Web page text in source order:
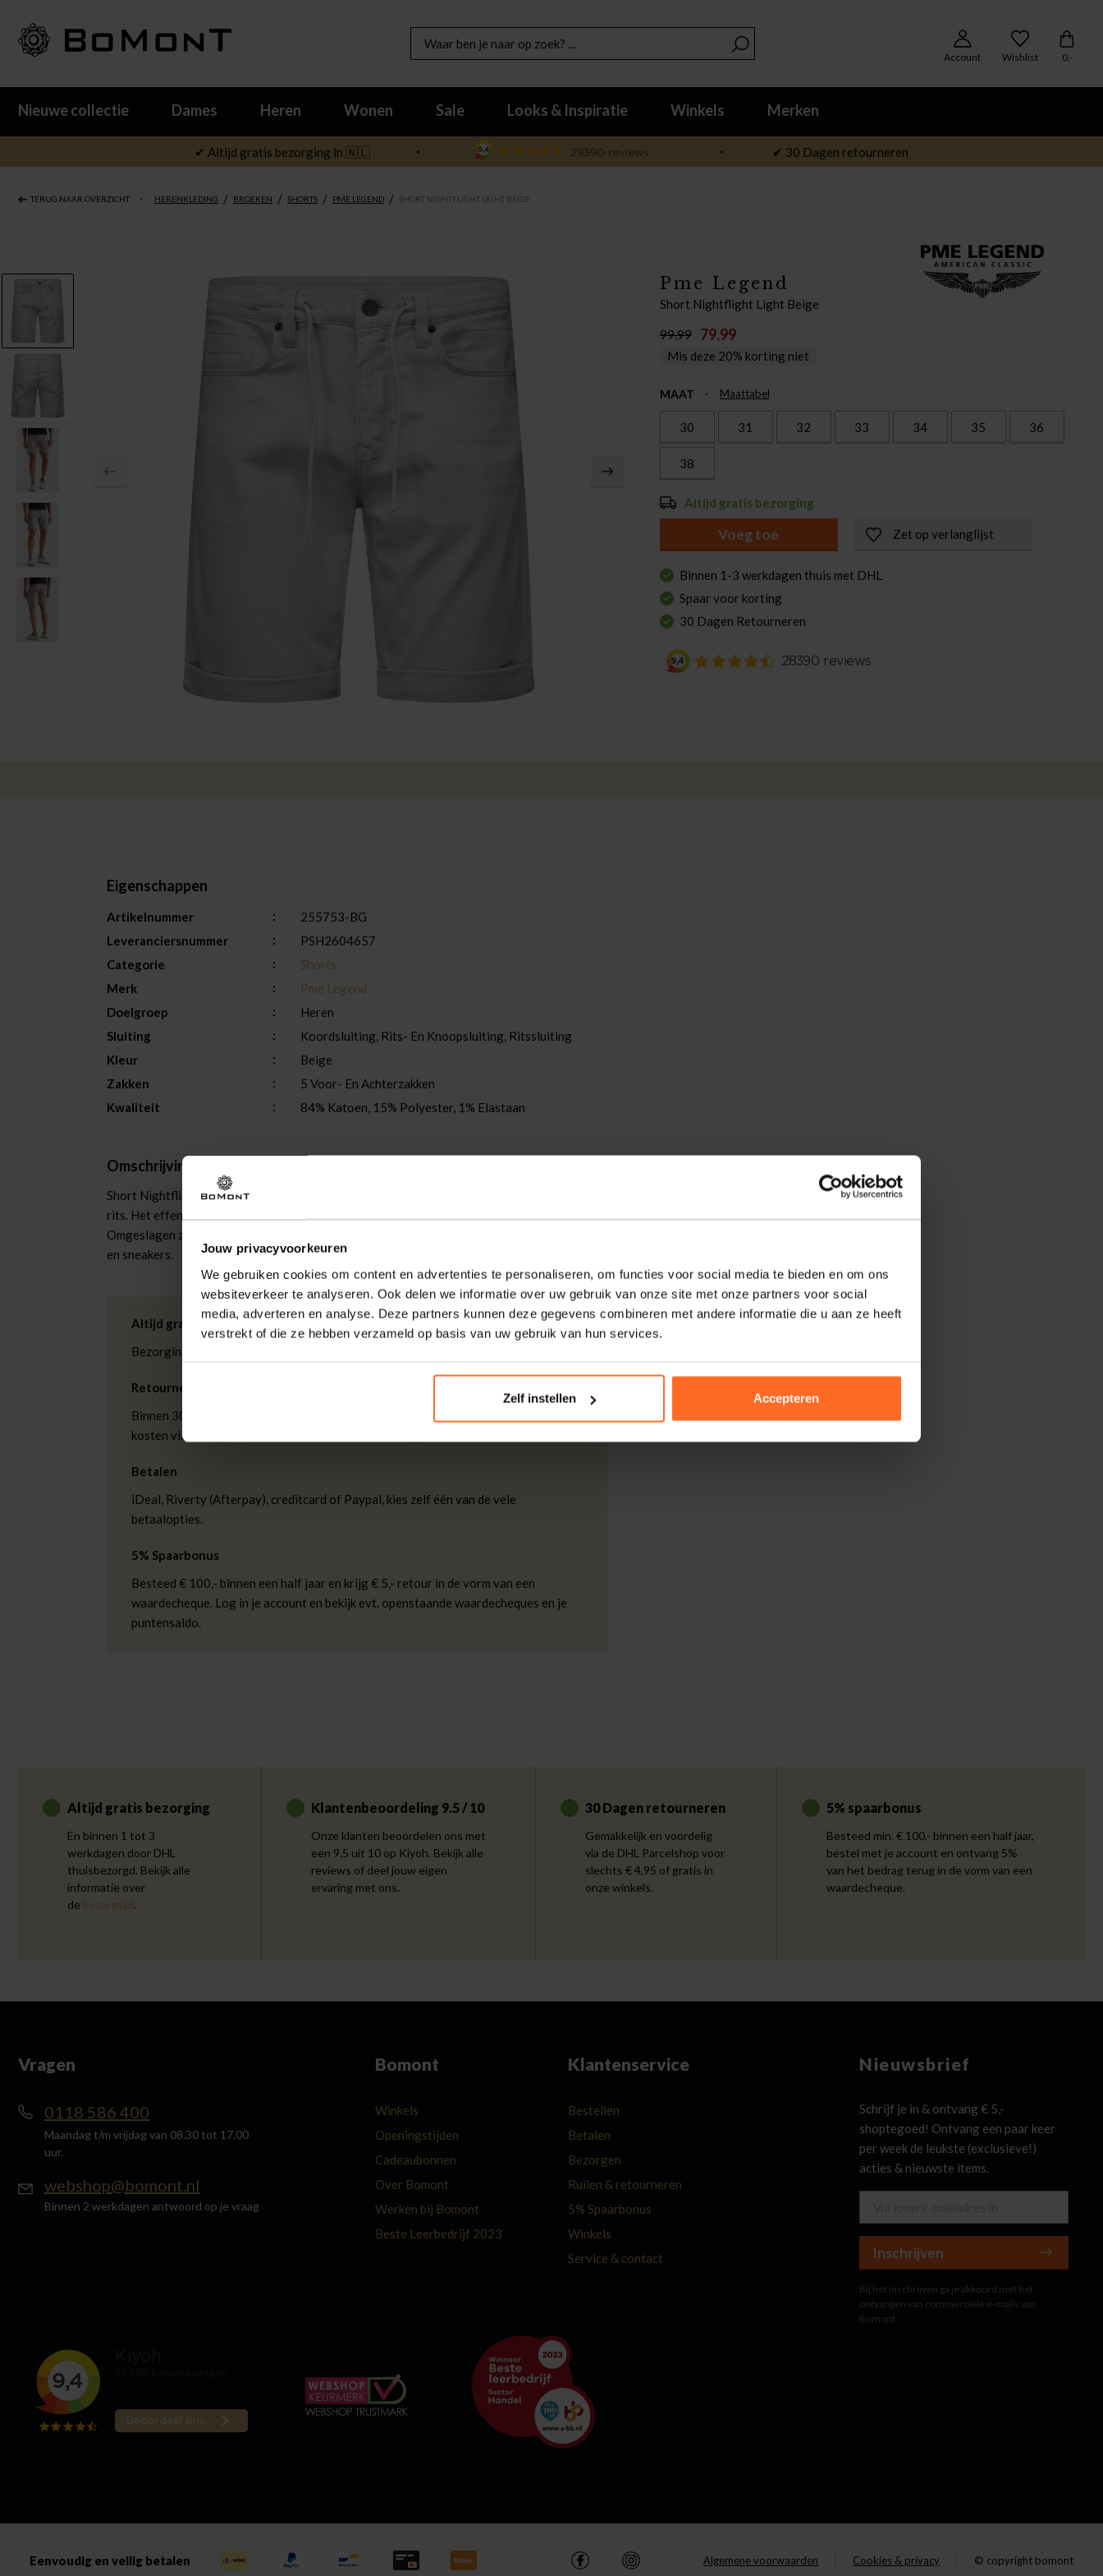
Jouw privacyvoorkeuren
We gebruiken cookies om content en advertenties te personaliseren, om functies voor social media te bieden en om ons
websiteverkeer te analyseren. Ook delen we informatie over uw gebruik van onze site met onze partners voor social
media, adverteren en analyse. Deze partners kunnen deze gegevens combineren met andere informatie die u aan ze heeft
verstrekt of die ze hebben verzameld op basis van uw gebruik van hun services.
Zelf instellen Accepteren
Account Wishlist 0,-
Nieuwe collectie Dames Heren Wonen Sale Looks & Inspiratie Winkels Merken
✔ Altijd gratis bezorging in 🇳🇱 ✔ 30 Dagen retourneren
TERUG NAAR OVERZICHT HERENKLEDING / BROEKEN / SHORTS / PME LEGEND / SHORT NIGHTFLIGHT LIGHT BEIGE
Pme Legend
Short Nightflight Light Beige
99,99 79,99
Mis deze 20% korting niet
MAAT Maattabel
30 31 32 33 34 35 36
38
Altijd gratis bezorging
Voeg toe Zet op verlanglijst
Binnen 1-3 werkdagen thuis met DHL
Spaar voor korting
30 Dagen Retourneren
Eigenschappen
Artikelnummer
255753-BG
Leveranciersnummer
PSH2604657
Categorie
Shorts
Merk
Pme Legend
Doelgroep
Heren
Sluiting
Koordsluiting, Rits- En Knoopsluiting, Ritssluiting
Kleur
Beige
Zakken
5 Voor- En Achterzakken
Kwaliteit
84% Katoen, 15% Polyester, 1% Elastaan
Omschrijving
Short Nightflight Light van Pme Legend zit comfortabel door de normale taille en sluit met
rits. Het effen design heeft 5 zakken, met voor- en achterzakken voor essentials.
Omgeslagen zoom en subtiel logo geven een nette, casual uitstraling. Combineer met T-shirt
en sneakers.
Altijd gratis bezorging
Bezorging is altijd gratis, binnen 1-3 werkdagen thuisgeleverd met DHL.
Retourneren
Binnen 30 dagen eenvoudig retourneren via DHL voor slechts € 4,95 of op eigen
kosten via PostNL. In de Bomont winkels kunt u ook gratis retourneren.
Betalen
iDeal, Riverty (Afterpay), creditcard of Paypal, kies zelf één van de vele
betaalopties.
5% Spaarbonus
Besteed € 100,- binnen een half jaar en krijg € 5,- retour in de vorm van een
waardecheque. Log in je account en bekijk evt. openstaande waardecheques en je
puntensaldo.
Altijd gratis bezorging
En binnen 1 tot 3
werkdagen door DHL
thuisbezorgd. Bekijk alle
informatie over
de bezorgtijd.
Klantenbeoordeling 9.5 / 10
Onze klanten beoordelen ons met
een 9.5 uit 10 op Kiyoh. Bekijk alle
reviews of deel jouw eigen
ervaring met ons.
30 Dagen retourneren
Gemakkelijk en voordelig
via de DHL Parcelshop voor
slechts € 4,95 of gratis in
onze winkels.
5% spaarbonus
Besteed min. € 100,- binnen een half jaar,
bestel met je account en ontvang 5%
van het bedrag terug in de vorm van een
waardecheque.
Vragen
0118 586 400
Maandag t/m vrijdag van 08.30 tot 17.00
uur.
webshop@bomont.nl
Binnen 2 werkdagen antwoord op je vraag
Bomont
Winkels
Openingstijden
Cadeaubonnen
Over Bomont
Werken bij Bomont
Beste Leerbedrijf 2023
Klantenservice
Bestellen
Betalen
Bezorgen
Ruilen & retourneren
5% Spaarbonus
Winkels
Service & contact
Nieuwsbrief
Schrijf je in & ontvang € 5,-
shoptegoed! Ontvang een paar keer
per week de leukste (exclusieve!)
acties & nieuwste items.
Inschrijven
Bij het inschrijven ga je akkoord met het
ontvangen van commerciële e-mails van
Bomont.
Eenvoudig en veilig betalen Algemene voorwaarden Cookies & privacy © copyright bomont